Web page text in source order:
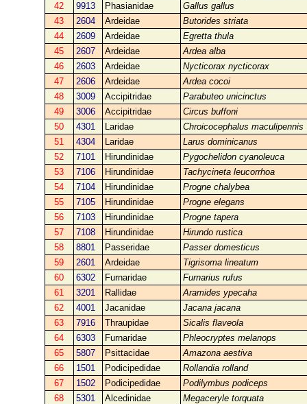
42
9913 Phasianidae
Gallus gallus
43
2604 Ardeidae
Butorides striata
44
2609 Ardeidae
Egretta thula
45
2607 Ardeidae
Ardea alba
46
2603 Ardeidae
Nycticorax nycticorax
47
2606 Ardeidae
Ardea cocoi
48
3009 Accipitridae
Parabuteo unicinctus
49
3006 Accipitridae
Circus buffoni
50
4301 Laridae
Chroicocephalus maculipennis
51
4304 Laridae
Larus dominicanus
52
7101 Hirundinidae
Pygochelidon cyanoleuca
53
7106 Hirundinidae
Tachycineta leucorrhoa
54
7104 Hirundinidae
Progne chalybea
55
7105 Hirundinidae
Progne elegans
56
7103 Hirundinidae
Progne tapera
57
7108 Hirundinidae
Hirundo rustica
58
8801 Passeridae
Passer domesticus
59
2601 Ardeidae
Tigrisoma lineatum
60
6302 Furnaridae
Furnarius rufus
61
3201 Rallidae
Aramides ypecaha
62
4001 Jacanidae
Jacana jacana
63
7916 Thraupidae
Sicalis flaveola
64
6303 Furnaridae
Phleocryptes melanops
65
5807 Psittacidae
Amazona aestiva
66
1501 Podicipedidae
Rollandia rolland
67
1502 Podicipedidae
Podilymbus podiceps
68
5301 Alcedinidae
Megaceryle torquata